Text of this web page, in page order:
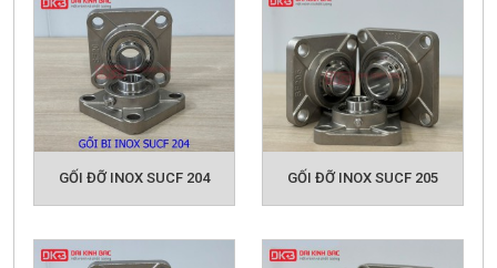
GỐI ĐỠ INOX SUCF 204 GỐI ĐỠ INOX SUCF 205